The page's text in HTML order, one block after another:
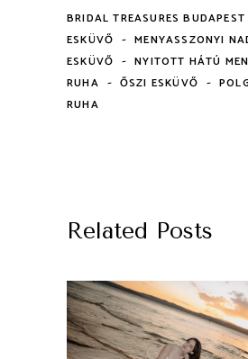
BRIDAL TREASURES BUDAPEST
ESKÜVŐ - MENYASSZONYI
ESKÜVŐ - NYITOTT HÁTÚ
RUHA - ŐSZI ESKÜVŐ -
RUHA
Related Posts